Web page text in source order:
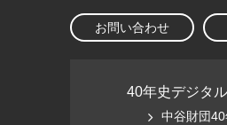
お問い合わせ
40年史デジタ
中谷財団40